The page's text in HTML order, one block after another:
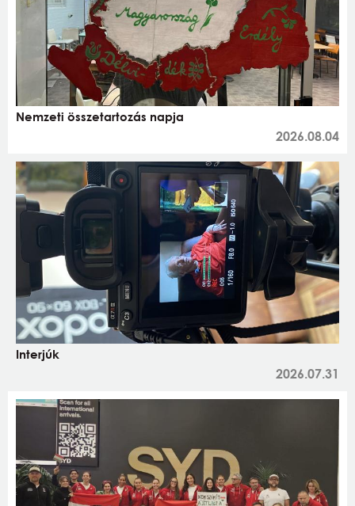
Nemzeti összetartozás napja
2026.08.04
Interjúk
2026.07.31